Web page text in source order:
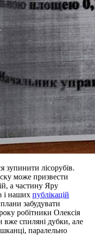
зупинити лісорубів.
може призвести
а частину Яру
і наших публікацій
забудувати
робітники Олексія
вже спиляні дубки, але
паралельно